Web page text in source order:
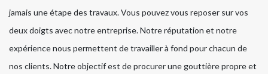
jamais une étape des travaux. Vous pouvez vous reposer sur vos
deux doigts avec notre entreprise. Notre réputation et notre
expérience nous permettent de travailler à fond pour chacun de
nos clients. Notre objectif est de procurer une gouttière propre et